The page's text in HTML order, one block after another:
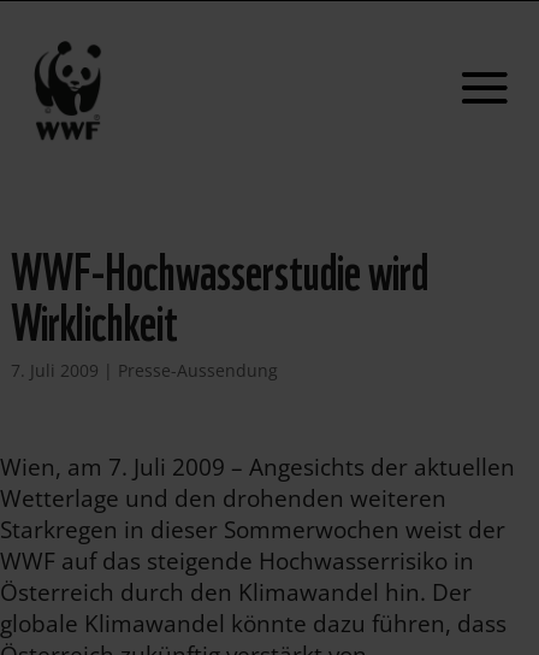
WWF-Hochwasserstudie wird
Wirklichkeit
7. Juli 2009 | Presse-Aussendung
Wien, am 7. Juli 2009 – Angesichts der aktuellen
Wetterlage und den drohenden weiteren
Starkregen in dieser Sommerwochen weist der
WWF auf das steigende Hochwasserrisiko in
Österreich durch den Klimawandel hin. Der
globale Klimawandel könnte dazu führen, dass